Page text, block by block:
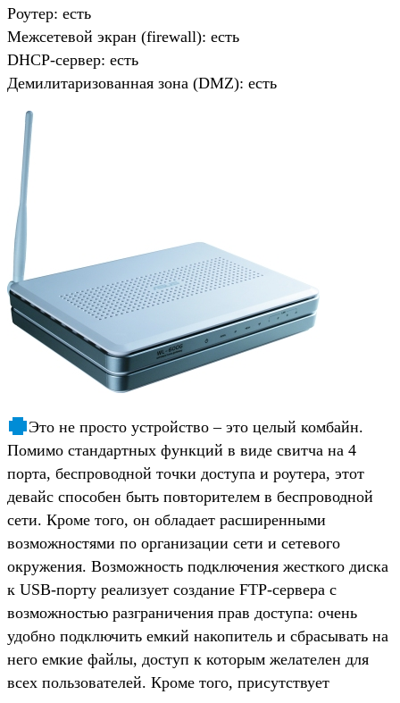
Роутер: есть
Межсетевой экран (firewall): есть
DHCP-сервер: есть
Демилитаризованная зона (DMZ): есть
Это не просто устройство – это целый комбайн.
Помимо стандартных функций в виде свитча на 4
порта, беспроводной точки доступа и роутера, этот
девайс способен быть повторителем в беспроводной
сети. Кроме того, он обладает расширенными
возможностями по организации сети и сетевого
окружения. Возможность подключения жесткого диска
к USB-порту реализует создание FTP-сервера с
возможностью разграничения прав доступа: очень
удобно подключить емкий накопитель и сбрасывать на
него емкие файлы, доступ к которым желателен для
всех пользователей. Кроме того, присутствует